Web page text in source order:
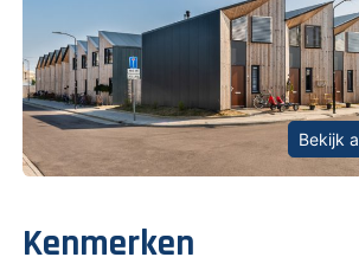
Bekijk
Kenmerken